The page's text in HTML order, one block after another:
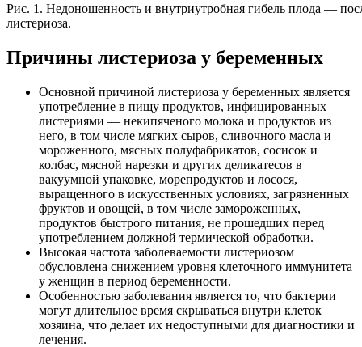
Рис. 1. Недоношенность и внутриутробная гибель плода —
листериоза.
Причины листериоза у беременных
Основной причиной листериоза у беременных является
употребление в пищу продуктов, инфицированных
листериями — некипяченого молока и продуктов из
него, в том числе мягких сыров, сливочного масла и
мороженного, мясных полуфабрикатов, сосисок и
колбас, мясной нарезки и других деликатесов в
вакуумной упаковке, морепродуктов и лосося,
выращенного в искусственных условиях, загрязненных
фруктов и овощей, в том числе замороженных,
продуктов быстрого питания, не прошедших перед
употреблением должной термической обработки.
Высокая частота заболеваемости листериозом
обусловлена снижением уровня клеточного иммунитета
у женщин в период беременности.
Особенностью заболевания является то, что бактерии
могут длительное время скрываться внутри клеток
хозяина, что делает их недоступными для диагностики и
лечения.